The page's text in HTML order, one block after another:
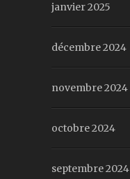
janvier 2025
décembre 2024
novembre 2024
octobre 2024
septembre 2024